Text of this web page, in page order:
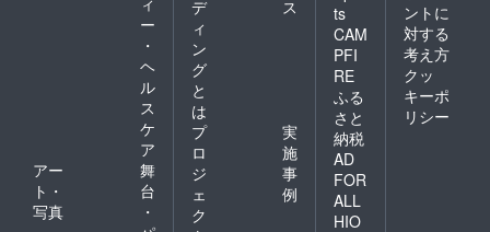
ー
・
ヘ
ル
ス
ケ
ア
アー
ト・
写真
舞
台
・
デ
ィ
ン
グ
と
は
ス
プ
ロ
ジ
ェ
ク
実
施
事
例
ts
CAM
PFI
RE
ふる
さと
納税
AD
FOR
ALL
HIO
ントに
対する
考え方
クッ
キーポ
リシー